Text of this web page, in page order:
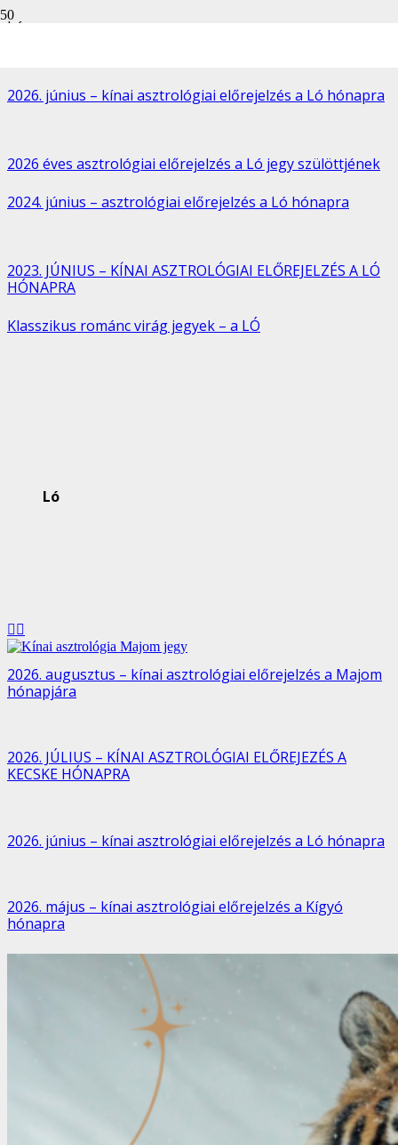
Ló
2026. június – kínai asztrológiai előrejelzés a Ló hónapra
2026 éves asztrológiai előrejelzés a Ló jegy szülöttjének
2024. június – asztrológiai előrejelzés a Ló hónapra
2023. JÚNIUS – KÍNAI ASZTROLÓGIAI ELŐREJELZÉS A LÓ
HÓNAPRA
Klasszikus románc virág jegyek – a LÓ
Ló
2026. augusztus – kínai asztrológiai előrejelzés a Majom
hónapjára
2026. JÚLIUS – KÍNAI ASZTROLÓGIAI ELŐREJEZÉS A
KECSKE HÓNAPRA
2026. június – kínai asztrológiai előrejelzés a Ló hónapra
2026. május – kínai asztrológiai előrejelzés a Kígyó
hónapra